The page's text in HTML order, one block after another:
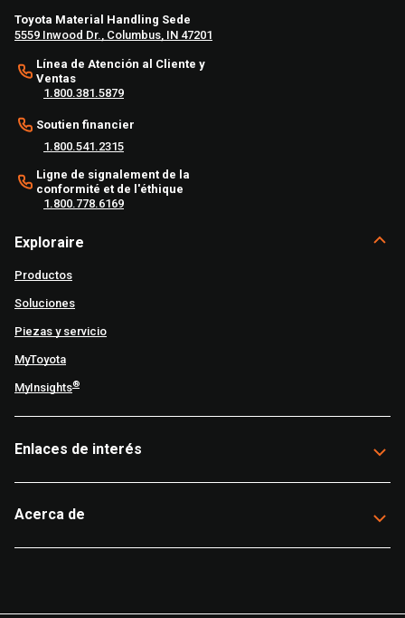
Toyota Material Handling Sede
5559 Inwood Dr., Columbus, IN 47201
Línea de Atención al Cliente y
Ventas
1.800.381.5879
Soutien financier
1.800.541.2315
Ligne de signalement de la
conformité et de l'éthique
1.800.778.6169
Exploraire
Productos
Soluciones
Piezas y servicio
MyToyota
MyInsights®
Enlaces de interés
Acerca de